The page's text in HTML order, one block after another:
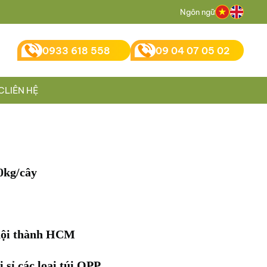
Ngôn ngữ
0933 618 558 09 04 07 05 02
LIÊN HỆ
cây
thành HCM